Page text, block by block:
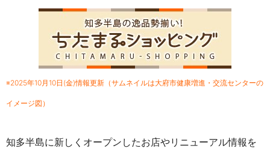
※2025年10月10日(金)情報更新（サムネイルは大府市健康増進・交流センターの
イメージ図）
知多半島に新しくオープンしたお店やリニューアル情報を